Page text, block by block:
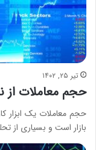
تیر ۲۵, ۱۴۰۲
حجم معاملات از
حجم معاملات یک
بازار است و بسیاری از